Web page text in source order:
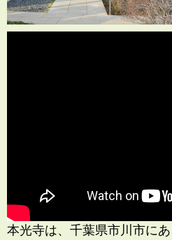
本光寺は、千葉県市川市に